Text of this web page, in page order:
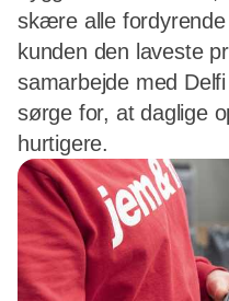
skære alle
kunden den laveste
samarbejde med
sørge for, at daglige
hurtigere.